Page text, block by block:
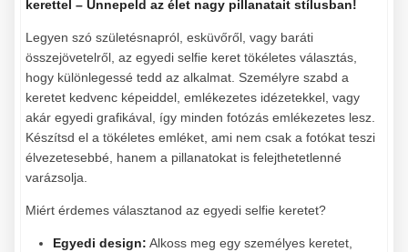
kerettel – Ünnepeld az élet nagy pillanatait stílusban!
Legyen szó születésnapról, esküvőről, vagy baráti
összejövetelről, az egyedi selfie keret tökéletes választás,
hogy különlegessé tedd az alkalmat. Személyre szabd a
keretet kedvenc képeiddel, emlékezetes idézetekkel, vagy
akár egyedi grafikával, így minden fotózás emlékezetes lesz.
Készítsd el a tökéletes emléket, ami nem csak a fotókat teszi
élvezetesebbé, hanem a pillanatokat is felejthetetlenné
varázsolja.
Miért érdemes választanod az egyedi selfie keretet?
Egyedi design: Alkoss meg egy személyes keretet,